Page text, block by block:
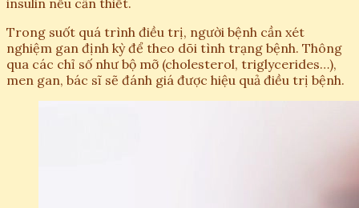
insulin nếu cần thiết.
Trong suốt quá trình điều trị, người bệnh cần xét
nghiệm gan định kỳ để theo dõi tình trạng bệnh. Thông
qua các chỉ số như bộ mỡ (cholesterol, triglycerides…),
men gan, bác sĩ sẽ đánh giá được hiệu quả điều trị bệnh.